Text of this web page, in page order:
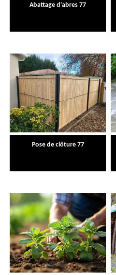
Abattage d'abres 77
Pose de clôture 77